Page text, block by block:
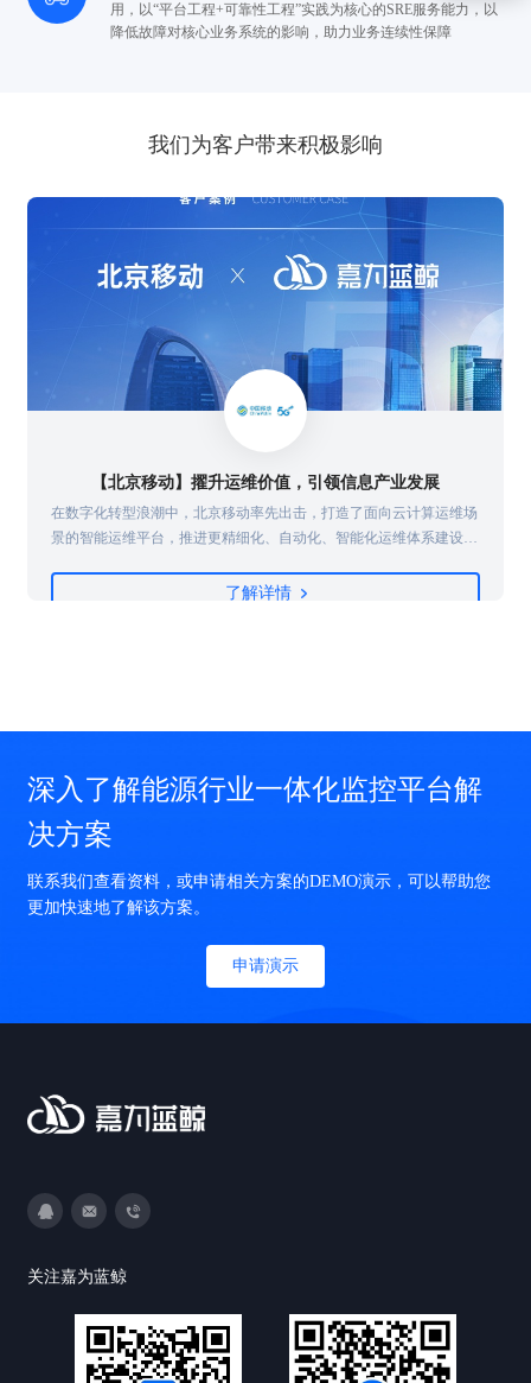
用， 以“平台工程+可靠性工程”实践为核心的SRE服务能力， 以
降低故障对核心业务系统的影响，助力业务连续性保障
我们为客户带来积极影响
【北京移动】擢升运维价值，引领信息产业发展
在数字化转型浪潮中，北京移动率先出击，打造了面向云计算运维场
景的智能运维平台，推进更精细化、自动化、智能化运维体系建设，
行，并建设完善的运维开发能力，实现从传统运维向运维开发的转
了解详情
深入了解能源行业一体化监控平台解
决方案
联系我们查看资料，或申请相关方案的DEMO演示，可以帮助您
更加快速地了解该方案。
申请演示
关注嘉为蓝鲸